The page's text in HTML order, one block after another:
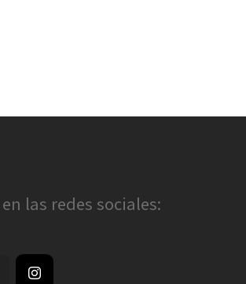
las redes sociales: